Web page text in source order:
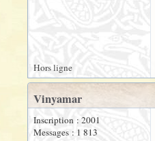
Hors ligne
Vinyamar
Inscription : 2001
Messages : 1 813